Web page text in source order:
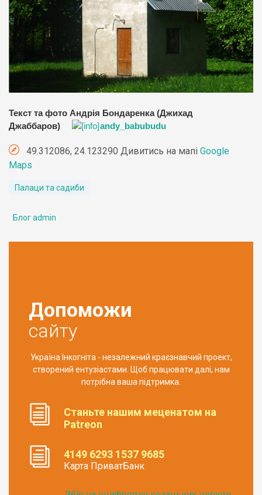
Текст та фото Андрія Бондаренка (Джихад
Джаббаров)
andy_babubudu
49.312086, 24.123290 Дивитись на мапі Google
Maps
Палаци та садиби
Блог admin
Допоможи
сайту
Україна Інкогніта - незалежний краєзнавчий проект,
створений ентузіастами. Щоб працювати далі, нам
потрібна ваша підтримка.
Станьте нашим меценатом на
Patreon
4149 6293 1537 9685
Карта ПриватБанк